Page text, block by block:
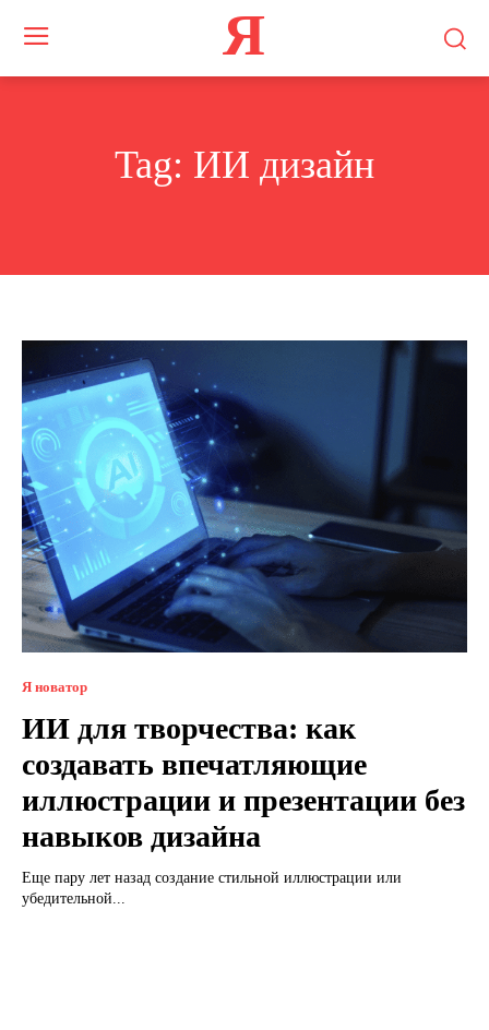
Я
Tag: ИИ дизайн
Я новатор
ИИ для творчества: как
создавать впечатляющие
иллюстрации и презентации без
навыков дизайна
Еще пару лет назад создание стильной иллюстрации или
убедительной...